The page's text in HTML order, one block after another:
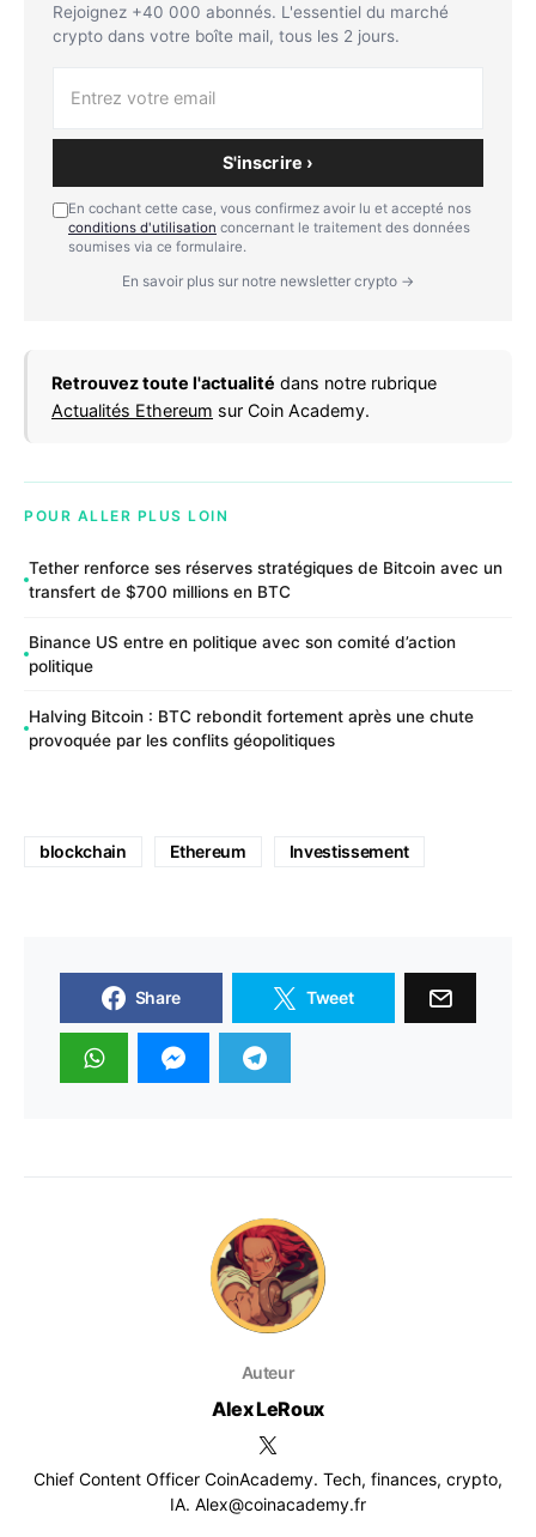
Rejoignez +40 000 abonnés. L'essentiel du marché
crypto dans votre boîte mail, tous les 2 jours.
S'inscrire ›
En cochant cette case, vous confirmez avoir lu et accepté nos
conditions d'utilisation concernant le traitement des données
soumises via ce formulaire.
En savoir plus sur notre newsletter crypto →
Retrouvez toute l'actualité dans notre rubrique
Actualités Ethereum sur Coin Academy.
POUR ALLER PLUS LOIN
Tether renforce ses réserves stratégiques de Bitcoin avec un
transfert de $700 millions en BTC
Binance US entre en politique avec son comité d’action
politique
Halving Bitcoin : BTC rebondit fortement après une chute
provoquée par les conflits géopolitiques
blockchain Ethereum Investissement
Share Tweet
Auteur
Alex LeRoux
Chief Content Officer CoinAcademy. Tech, finances, crypto,
IA. Alex@coinacademy.fr